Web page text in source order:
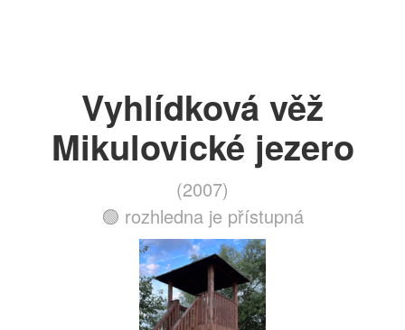
Vyhlídková věž
Mikulovické jezero
(2007)
🟢 rozhledna je přístupná